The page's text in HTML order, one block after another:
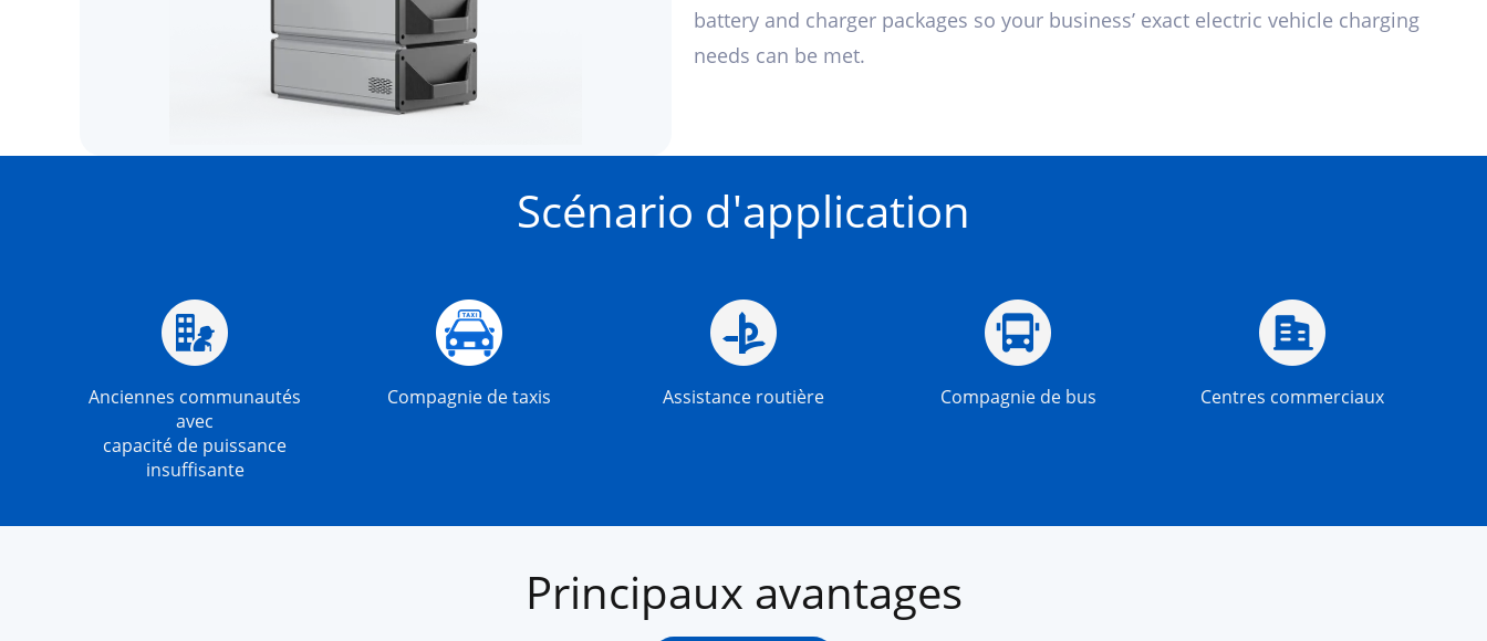
battery and charger packages so your business’ exact electric vehicle charging
needs can be met.
Scénario d'application
Anciennes communautés
avec
capacité de puissance
insuffisante
Compagnie de taxis Assistance routière Compagnie de bus Centres commerciaux
Principaux avantages